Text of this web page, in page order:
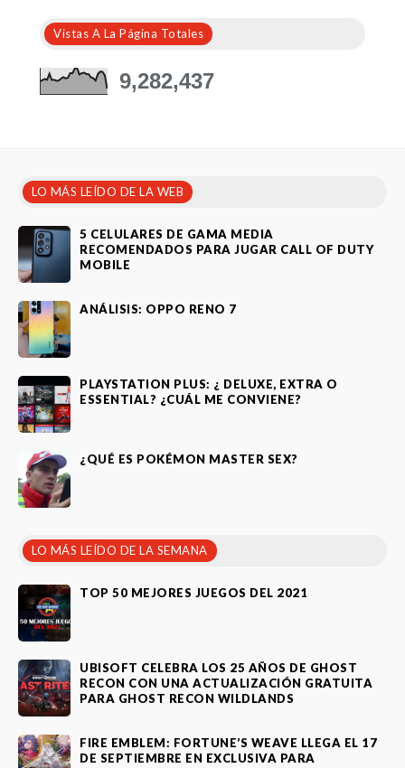
Vistas A La Página Totales
9,282,437
LO MÁS LEÍDO DE LA WEB
5 CELULARES DE GAMA MEDIA
RECOMENDADOS PARA JUGAR CALL OF DUTY
MOBILE
ANÁLISIS: OPPO RENO 7
PLAYSTATION PLUS: ¿ DELUXE, EXTRA O
ESSENTIAL? ¿CUÁL ME CONVIENE?
¿QUÉ ES POKÉMON MASTER SEX?
LO MÁS LEÍDO DE LA SEMANA
TOP 50 MEJORES JUEGOS DEL 2021
UBISOFT CELEBRA LOS 25 AÑOS DE GHOST
RECON CON UNA ACTUALIZACIÓN GRATUITA
PARA GHOST RECON WILDLANDS
FIRE EMBLEM: FORTUNE’S WEAVE LLEGA EL 17
DE SEPTIEMBRE EN EXCLUSIVA PARA